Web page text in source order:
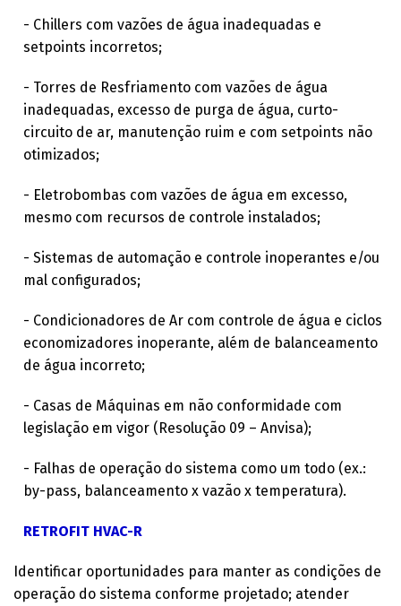
- Chillers com vazões de água inadequadas e
setpoints incorretos;
- Torres de Resfriamento com vazões de água
inadequadas, excesso de purga de água, curto-
circuito de ar, manutenção ruim e com setpoints não
otimizados;
- Eletrobombas com vazões de água em excesso,
mesmo com recursos de controle instalados;
- Sistemas de automação e controle inoperantes e/ou
mal configurados;
- Condicionadores de Ar com controle de água e ciclos
economizadores inoperante, além de balanceamento
de água incorreto;
- Casas de Máquinas em não conformidade com
legislação em vigor (Resolução 09 – Anvisa);
- Falhas de operação do sistema como um todo (ex.:
by-pass, balanceamento x vazão x temperatura).
RETROFIT HVAC-R
Identificar oportunidades para manter as condições de
operação do sistema conforme projetado; atender